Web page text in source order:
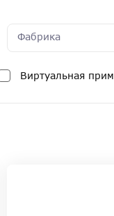
Фабрика
Виртуальная